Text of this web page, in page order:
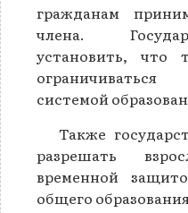
гражданам
члена.
установить, что
системой
Также
разрешать
временной
общего